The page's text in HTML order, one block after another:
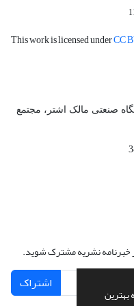
بهترین
This work is licensed underCC
صنعتی مالک اشتر، مجتمع
خبرنامه نشریه مشترک شوید.
اشتراک